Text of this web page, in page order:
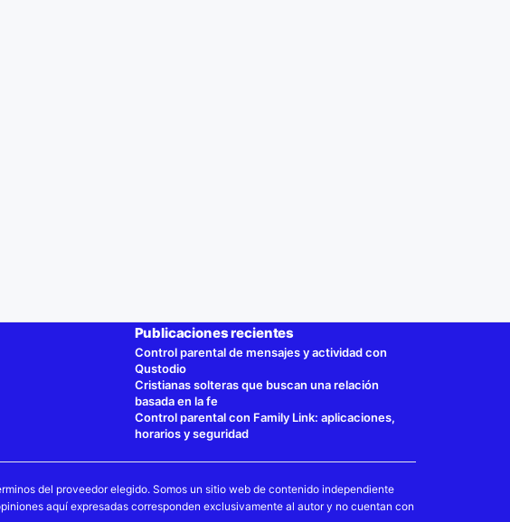
Publicaciones recientes
Control parental de mensajes y actividad con
Qustodio
Cristianas solteras que buscan una relación
basada en la fe
Control parental con Family Link: aplicaciones,
horarios y seguridad
del proveedor elegido. Somos un sitio web de contenido independiente
aquí expresadas corresponden exclusivamente al autor y no cuentan con